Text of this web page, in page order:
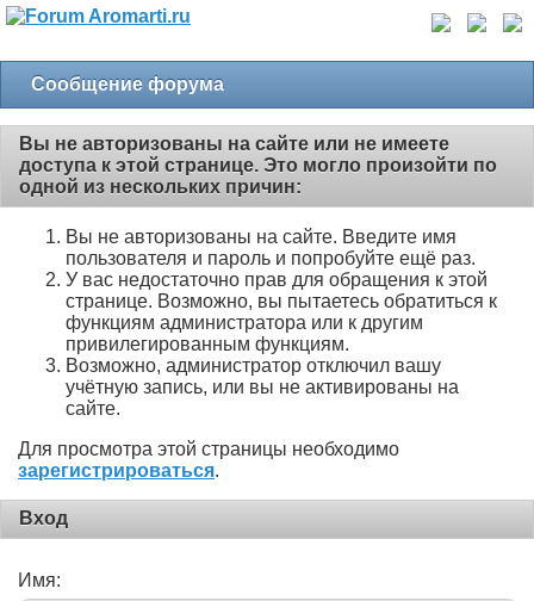
Сообщение форума
Вы не авторизованы на сайте или не имеете
доступа к этой странице. Это могло произойти по
одной из нескольких причин:
Вы не авторизованы на сайте. Введите имя
пользователя и пароль и попробуйте ещё раз.
У вас недостаточно прав для обращения к этой
странице. Возможно, вы пытаетесь обратиться к
функциям администратора или к другим
привилегированным функциям.
Возможно, администратор отключил вашу
учётную запись, или вы не активированы на
сайте.
Для просмотра этой страницы необходимо
зарегистрироваться.
Вход
Имя: